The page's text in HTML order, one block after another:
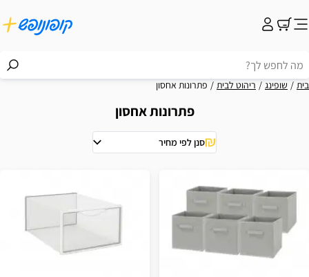
בית שופינג ריהוט לבית פתרונות אחסון
פתרונות אחסון
סנן לפי מחיר